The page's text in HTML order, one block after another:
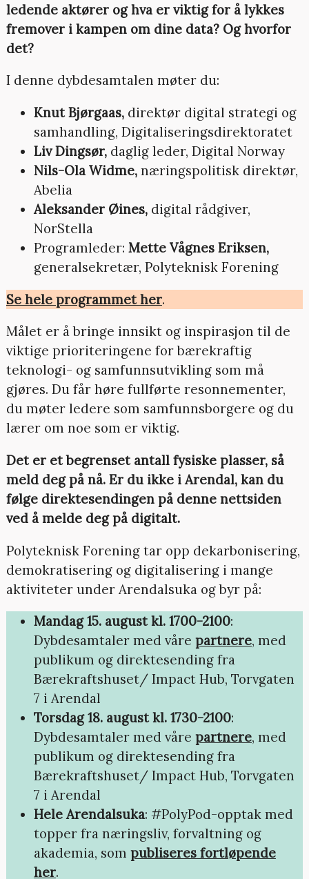
ledende aktører og hva er viktig for å lykkes
fremover i kampen om dine data? Og hvorfor
det?
I denne dybdesamtalen møter du:
Knut Bjørgaas,direktør digital strategi og
samhandling, Digitaliseringsdirektoratet
Liv Dingsør,daglig leder, Digital Norway
Nils-Ola Widme, næringspolitisk direktør,
Abelia
Aleksander Øines,digital rådgiver,
NorStella
Programleder: Mette Vågnes Eriksen,
generalsekretær, Polyteknisk Forening
Se hele programmet her.
Målet er å bringe innsikt og inspirasjon til de
viktige prioriteringene for bærekraftig
teknologi- og samfunnsutvikling som må
gjøres. Du får høre fullførte resonnementer,
du møter ledere som samfunnsborgere og du
lærer om noe som er viktig.
Det er et begrenset antall fysiske plasser, så
meld deg på nå. Er du ikke i Arendal, kan du
følge direktesendingen på denne nettsiden
ved å melde deg på digitalt.
Polyteknisk Forening tar opp dekarbonisering,
demokratisering og digitalisering i mange
aktiviteter under Arendalsuka og byr på:
Mandag 15. august kl. 1700-2100:
Dybdesamtaler med våre partnere, med
publikum og direktesending fra
Bærekraftshuset/ Impact Hub, Torvgaten
7 i Arendal
Torsdag 18. august kl. 1730-2100:
Dybdesamtaler med våre partnere, med
publikum og direktesending fra
Bærekraftshuset/ Impact Hub, Torvgaten
7 i Arendal
Hele Arendalsuka: #PolyPod-opptak med
topper fra næringsliv, forvaltning og
akademia, som publiseres fortløpende
her.